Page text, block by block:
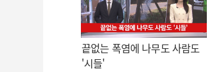
끝없는 폭염에 나무도 사람도
'시들'